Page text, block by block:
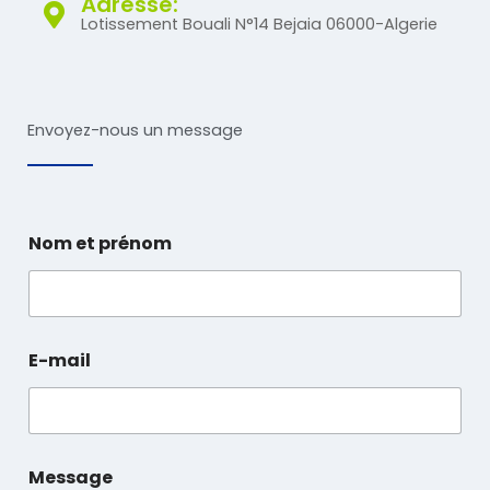
Lotissement Bouali N°14 Bejaia 06000-Algerie
Envoyez-nous un message
Nom et prénom
E-mail
Message